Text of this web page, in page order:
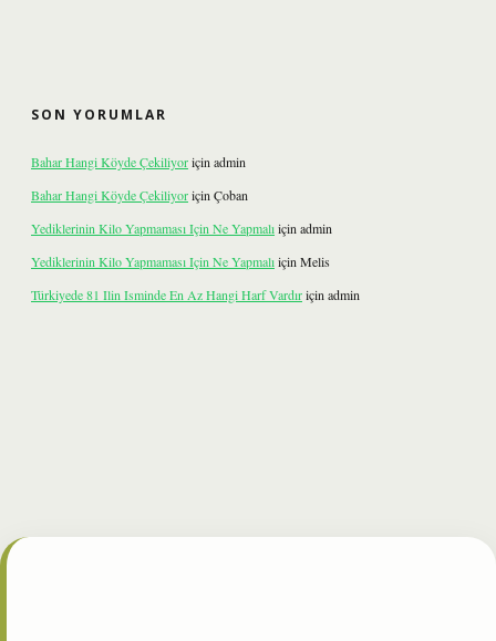
SON YORUMLAR
Bahar Hangi Köyde Çekiliyoriçin admin
Bahar Hangi Köyde Çekiliyoriçin Çoban
Yediklerinin Kilo Yapmaması Için Ne Yapmalıiçin admin
Yediklerinin Kilo Yapmaması Için Ne Yapmalıiçin Melis
Türkiyede 81 Ilin Isminde En Az Hangi Harf Vardıriçin admin